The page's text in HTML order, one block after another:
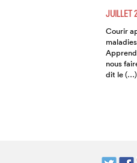
JUILLET
Courir
nous
dit le (…)